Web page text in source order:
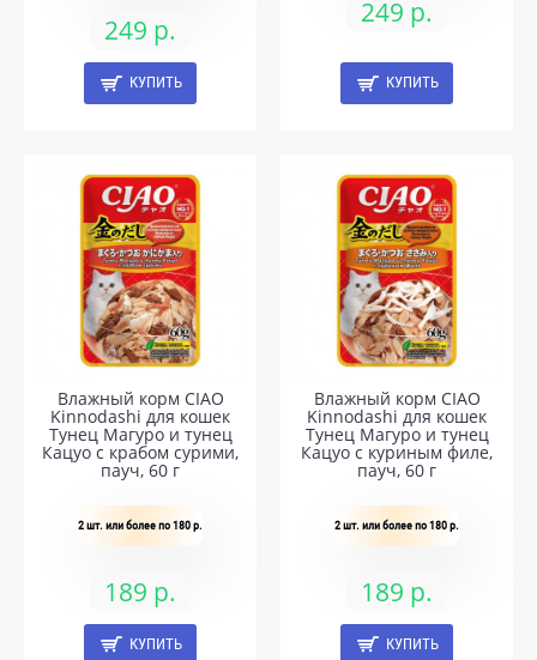
249 р.
КУПИТЬ
249 р.
КУПИТЬ
Влажный корм CIAO
Kinnodashi для кошек
Тунец Магуро и тунец
Кацуо с крабом сурими,
пауч, 60 г
2 шт. или более по 180 р.
189 р.
КУПИТЬ
Влажный корм CIAO
Kinnodashi для кошек
Тунец Магуро и тунец
Кацуо с куриным филе,
пауч, 60 г
2 шт. или более по 180 р.
189 р.
КУПИТЬ